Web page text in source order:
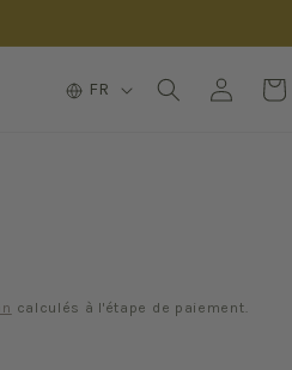
L
FR ConnexionPanier
calculés à l'étape de paiement.